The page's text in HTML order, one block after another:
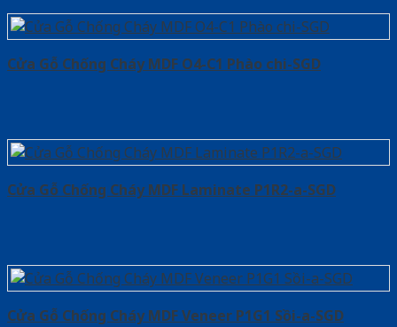
Cửa Gỗ Chống Cháy MDF O4-C1 Phào chi-SGD
Cửa Gỗ Chống Cháy MDF Laminate P1R2-a-SGD
Cửa Gỗ Chống Cháy MDF Veneer P1G1 Sồi-a-SGD